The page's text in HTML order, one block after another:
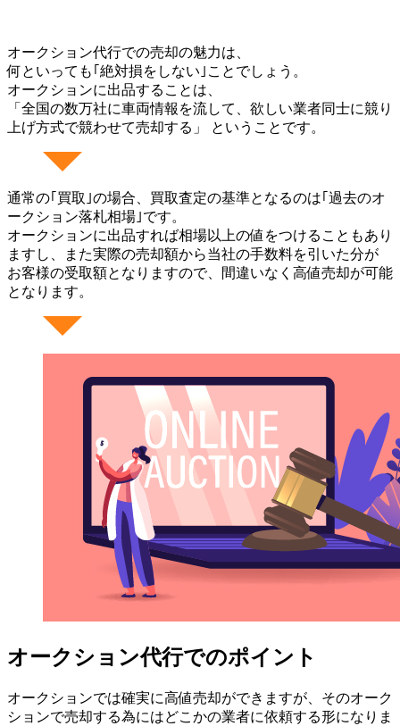
オークション代行での売却の魅力は、
何といっても｢絶対損をしない｣ことでしょう。
オークションに出品することは、
「全国の数万社に車両情報を流して、欲しい業者同士に競り
上げ方式で競わせて売却する」 ということです。
通常の｢買取｣の場合、買取査定の基準となるのは｢過去のオ
ークション落札相場｣です。
オークションに出品すれば相場以上の値をつけることもあり
ますし、また実際の売却額から当社の手数料を引いた分が
お客様の受取額となりますので、間違いなく高値売却が可能
となります。
オークション代行でのポイント
オークションでは確実に高値売却ができますが、そのオーク
ションで売却する為にはどこかの業者に依頼する形になりま